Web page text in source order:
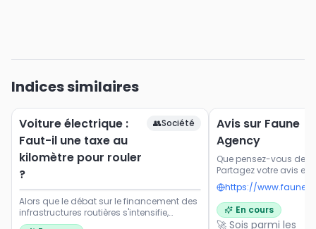
Indices similaires
Voiture électrique :
Faut-il une taxe au
kilomètre pour rouler
?
👥Société
Alors que le débat sur le financement des
infrastructures routières s'intensifie,
certains proposent une taxation au
Avis sur Faune
Agency
Que pensez-vous de
Partagez votre avis et
https://
En cours
🚀 Sois parmi les